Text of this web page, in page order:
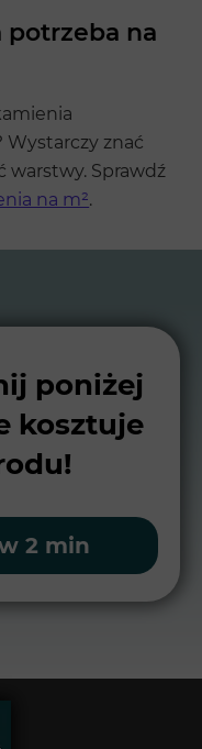
na
znać
warstwy. Sprawdź
na m².
poniżej
kosztuje
2 min